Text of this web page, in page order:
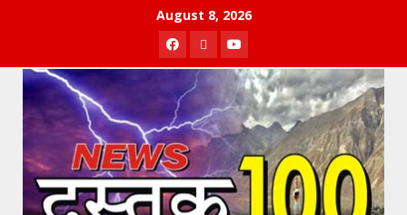
August 8, 2026
Facebook
TwitterYoutube